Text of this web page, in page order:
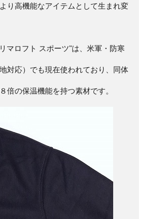
り高機能なアイテムとして生まれ変
マロフト スポーツ"は、米軍・防寒
対応）でも現在使われており、同体
倍の保温機能を持つ素材です。